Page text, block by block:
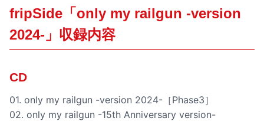
fripSide「only my railgun -version
2024-」収録内容
CD
01. only my railgun -version 2024-［Phase3］
02. only my railgun -15th Anniversary version-